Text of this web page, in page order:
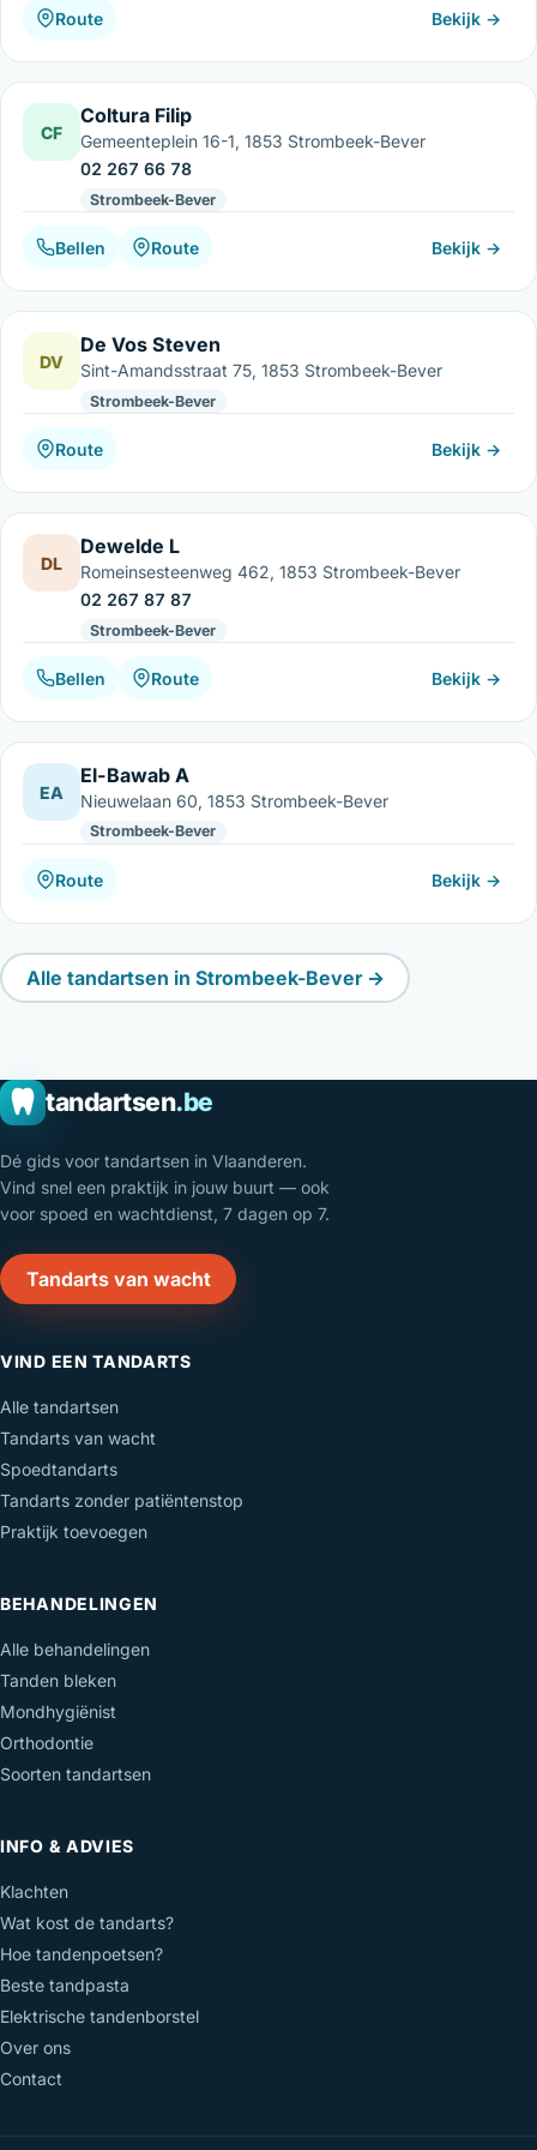
Route Bekijk →
CF
Coltura Filip
Gemeenteplein 16-1, 1853 Strombeek-Bever
02 267 66 78
Strombeek-Bever
Bellen Route Bekijk →
DV
De Vos Steven
Sint-Amandsstraat 75, 1853 Strombeek-Bever
Strombeek-Bever
Route Bekijk →
DL
Dewelde L
Romeinsesteenweg 462, 1853 Strombeek-Bever
02 267 87 87
Strombeek-Bever
Bellen Route Bekijk →
EA
El-Bawab A
Nieuwelaan 60, 1853 Strombeek-Bever
Strombeek-Bever
Route Bekijk →
Alle tandartsen in Strombeek-Bever →
tandartsen.be
Dé gids voor tandartsen in Vlaanderen.
Vind snel een praktijk in jouw buurt — ook
voor spoed en wachtdienst, 7 dagen op 7.
Tandarts van wacht
VIND EEN TANDARTS
Alle tandartsen
Tandarts van wacht
Spoedtandarts
Tandarts zonder patiëntenstop
Praktijk toevoegen
BEHANDELINGEN
Alle behandelingen
Tanden bleken
Mondhygiënist
Orthodontie
Soorten tandartsen
INFO & ADVIES
Klachten
Wat kost de tandarts?
Hoe tandenpoetsen?
Beste tandpasta
Elektrische tandenborstel
Over ons
Contact